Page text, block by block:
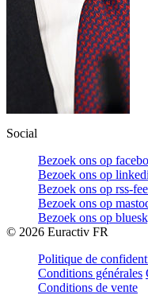
Social
Bezoek ons op
Bezoek ons op
Bezoek ons op rss-
Bezoek ons op
Bezoek ons op
© 2026 Euractiv FR
Politique de
Conditions générales
Conditions de vente